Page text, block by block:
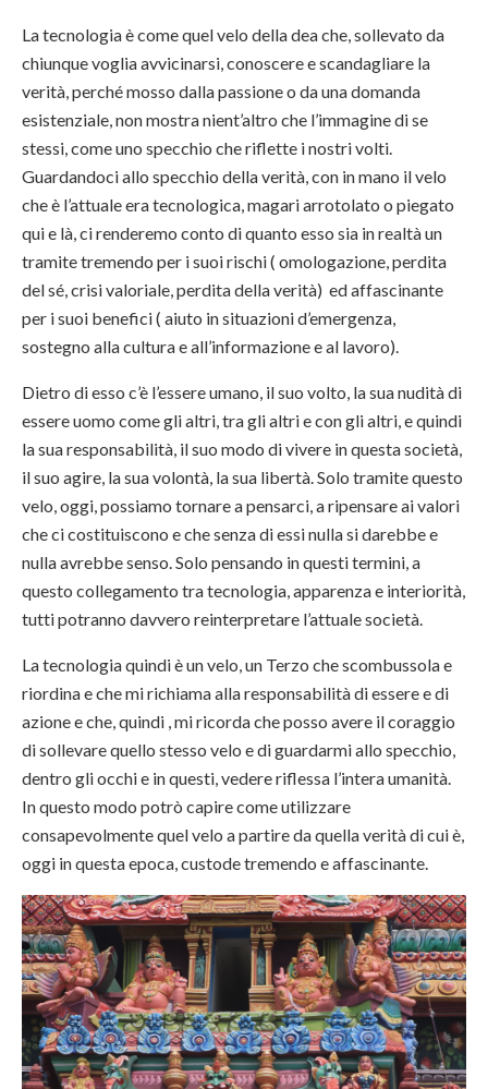
La tecnologia è come quel velo della dea che, sollevato da
chiunque voglia avvicinarsi, conoscere e scandagliare la
verità, perché mosso dalla passione o da una domanda
esistenziale, non mostra nient’altro che l’immagine di se
stessi, come uno specchio che riflette i nostri volti.
Guardandoci allo specchio della verità, con in mano il velo
che è l’attuale era tecnologica, magari arrotolato o piegato
qui e là, ci renderemo conto di quanto esso sia in realtà un
tramite tremendo per i suoi rischi ( omologazione, perdita
del sé, crisi valoriale, perdita della verità) ed affascinante
per i suoi benefici ( aiuto in situazioni d’emergenza,
sostegno alla cultura e all’informazione e al lavoro).
Dietro di esso c’è l’essere umano, il suo volto, la sua nudità di
essere uomo come gli altri, tra gli altri e con gli altri, e quindi
la sua responsabilità, il suo modo di vivere in questa società,
il suo agire, la sua volontà, la sua libertà. Solo tramite questo
velo, oggi, possiamo tornare a pensarci, a ripensare ai valori
che ci costituiscono e che senza di essi nulla si darebbe e
nulla avrebbe senso. Solo pensando in questi termini, a
questo collegamento tra tecnologia, apparenza e interiorità,
tutti potranno davvero reinterpretare l’attuale società.
La tecnologia quindi è un velo, un Terzo che scombussola e
riordina e che mi richiama alla responsabilità di essere e di
azione e che, quindi , mi ricorda che posso avere il coraggio
di sollevare quello stesso velo e di guardarmi allo specchio,
dentro gli occhi e in questi, vedere riflessa l’intera umanità.
In questo modo potrò capire come utilizzare
consapevolmente quel velo a partire da quella verità di cui è,
oggi in questa epoca, custode tremendo e affascinante.